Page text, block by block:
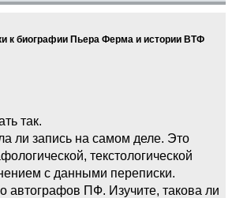
к биографии Пьера Ферма и истории ВТФ
так.
ли запись на самом деле. Это
текстологической
с данными переписки.
автографов ПФ. Изучите, такова ли